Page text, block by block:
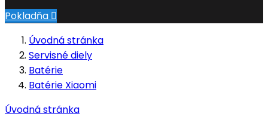
Pokladňa 
Úvodná stránka
Servisné diely
Batérie
Batérie Xiaomi
Úvodná stránka